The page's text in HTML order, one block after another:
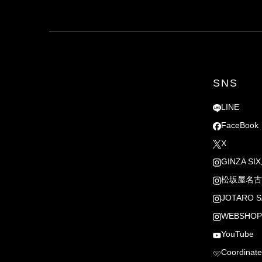
SNS
LINE
FaceBook
X
GINZA
松坂屋名
JOTARO
WEBSHOP
YouTube
Coordinate